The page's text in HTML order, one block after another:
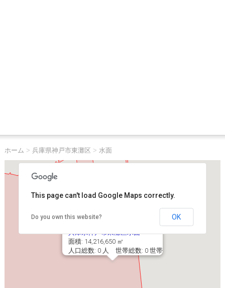
ホーム > 兵庫県神戸市東灘区 > 水面
兵庫県神戸市東灘区水面
面積: 14,216,650 ㎡
人口総数: 0 人 世帯総数: 0 世帯
This page can't load Google Maps correctly.
Do you own this website? OK